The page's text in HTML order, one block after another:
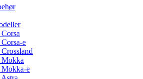
e
Mokka
Mokka-e